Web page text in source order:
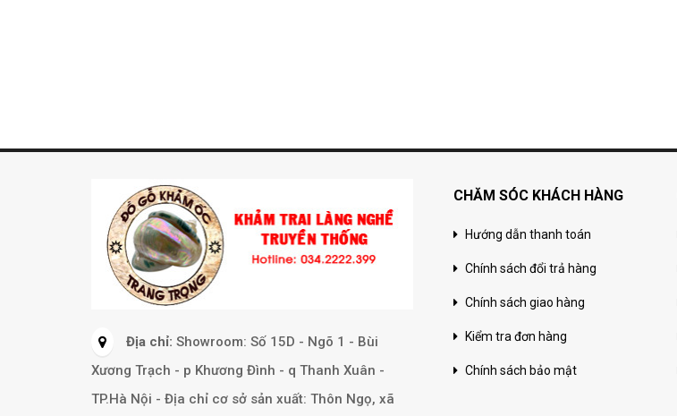
Địa chỉ: Showroom: Số 15D - Ngõ 1 - Bùi
Xương Trạch - p Khương Đình - q Thanh Xuân -
TP.Hà Nội - Địa chỉ cơ sở sản xuất: Thôn Ngọ, xã
CHĂM SÓC KHÁCH HÀNG
Hướng dẫn thanh toán
Chính sách đổi trả hàng
Chính sách giao hàng
Kiểm tra đơn hàng
Chính sách bảo mật